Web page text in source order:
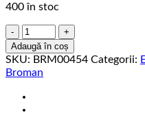
400 în stoc
Cantitate
Stecher
Tenpo
90
Adaugă în coș
SKU: BRM00454 Categorii:
Broman